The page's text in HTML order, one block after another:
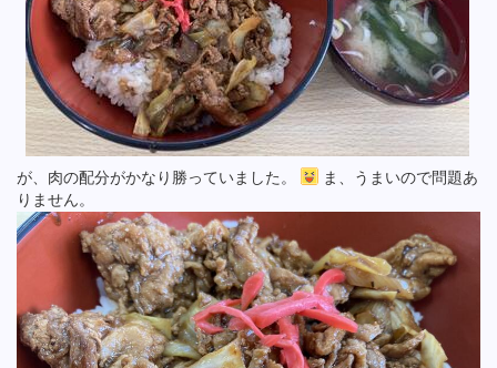
が、肉の配分がかなり勝っていました。
ま、うまいので問題あ
りません。